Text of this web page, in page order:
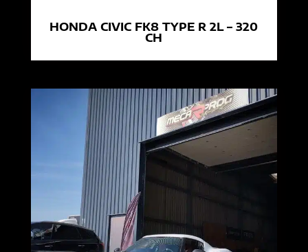
HONDA CIVIC FK8 TYPE R 2L – 320
CH